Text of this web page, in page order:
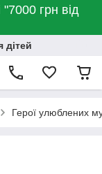
грн від
дітей
Герої улюблених